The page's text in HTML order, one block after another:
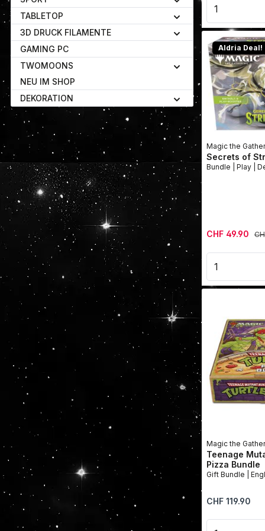
TABLETOP
3D DRUCK FILAMENTE
GAMING PC
TWOMOONS
NEU IM SHOP
DEKORATION
Aldria Deal!
Magic the
Secrets of
Verkaufspreis:
CHF 49.90
Magic the
Teenage
Pizza Bundle
Gift
Regulärer Preis:
CHF 119.90